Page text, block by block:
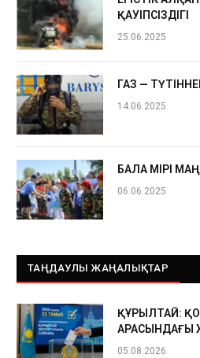
ҚАУІПСІЗДІГІ
25.06.2025
ГАЗ —
14.06.2025
БАЛА ӨМІРІ
06.06.2025
ТАҢДАУЛЫ ЖАҢАЛЫҚТАР
ҚҰРЫЛТАЙ:
АРАСЫНДАҒЫ
05.08.2026